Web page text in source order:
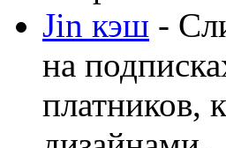
Jin кэш -
на
платников,